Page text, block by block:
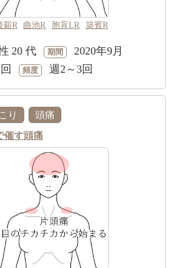
谿R 曲池R 胞肓LR 築賓R
20 代 期間 2020年9月
頻度 週2～3回
り 頭痛
催す頭痛